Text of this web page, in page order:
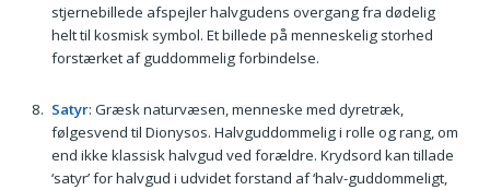
stjernebillede afspejler halvgudens overgang fra dødelig
helt til kosmisk symbol. Et billede på menneskelig storhed
forstærket af guddommelig forbindelse.
Satyr: Græsk naturvæsen, menneske med dyretræk,
følgesvend til Dionysos. Halvguddommelig i rolle og rang, om
end ikke klassisk halvgud ved forældre. Krydsord kan tillade
‘satyr’ for halvgud i udvidet forstand af ‘halv-guddommeligt,